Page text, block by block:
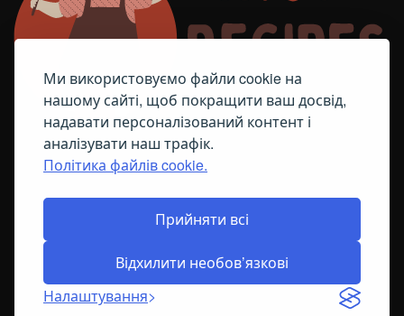
Ми використовуємо файли cookie на
нашому сайті, щоб покращити ваш досвід,
надавати персоналізований контент і
аналізувати наш трафік.
Політика файлів cookie.
Прийняти всі
Відхилити необов’язкові
Налаштування
ПОЛІТИКА ЩОДО ФАЙЛІВ COOKIE
© All Right Reserved2026